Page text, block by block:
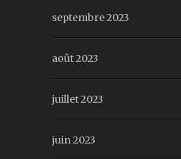
septembre 2023
août 2023
juillet 2023
juin 2023